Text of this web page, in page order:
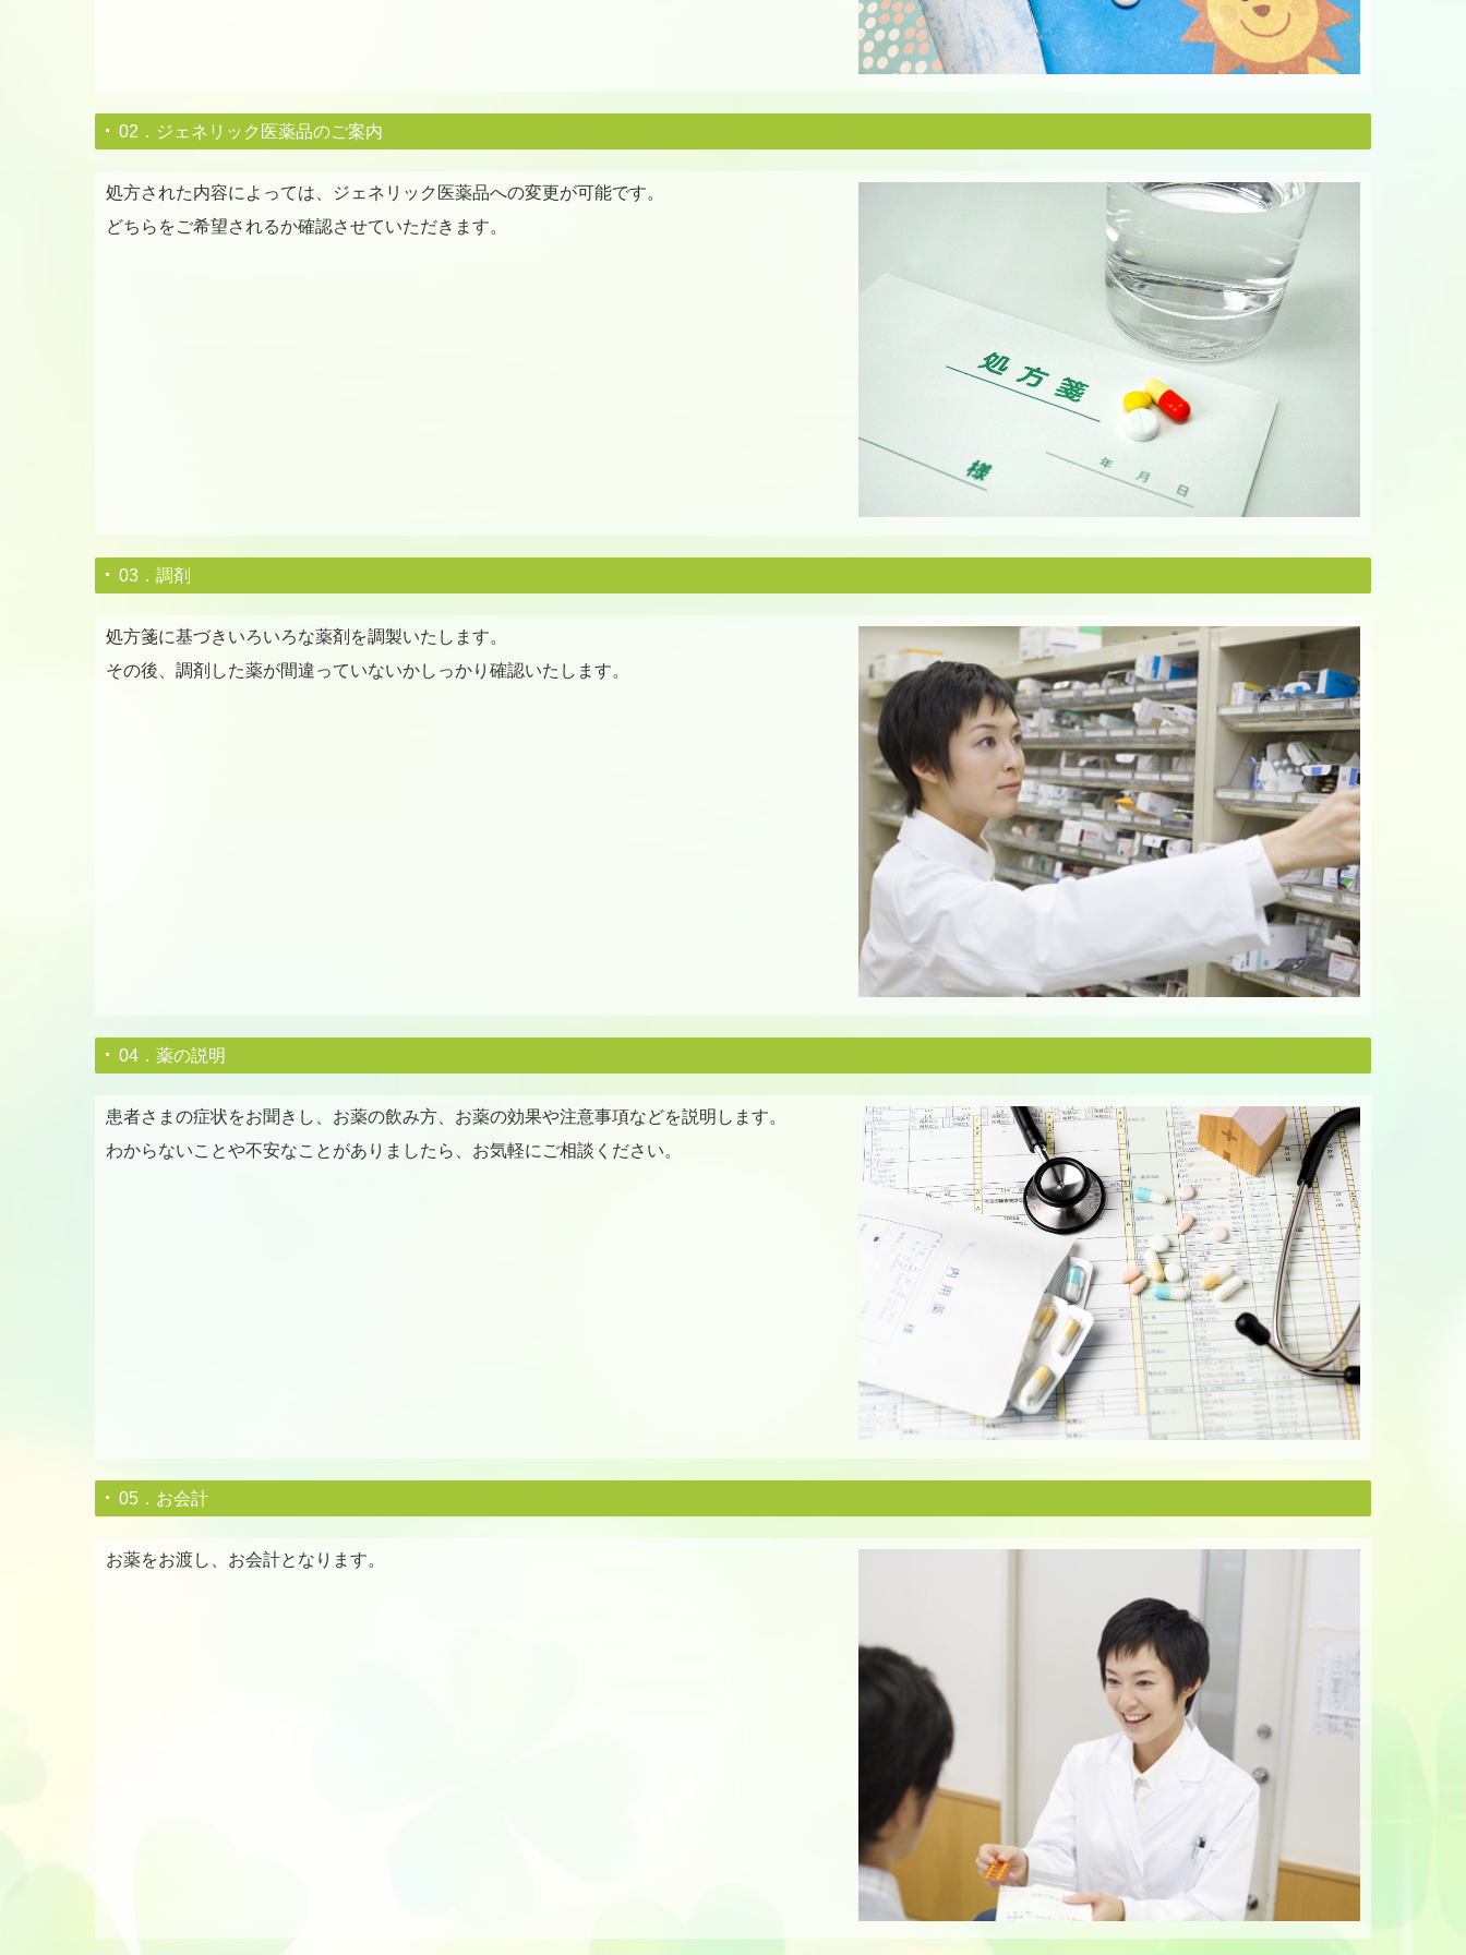
02．ジェネリック医薬品のご案内
処方された内容によっては、ジェネリック医薬品への変更が可能です。
どちらをご希望されるか確認させていただきます。
03．調剤
処方箋に基づきいろいろな薬剤を調製いたします。
その後、調剤した薬が間違っていないかしっかり確認いたします。
04．薬の説明
患者さまの症状をお聞きし、お薬の飲み方、お薬の効果や注意事項などを説明します。
わからないことや不安なことがありましたら、お気軽にご相談ください。
05．お会計
お薬をお渡し、お会計となります。